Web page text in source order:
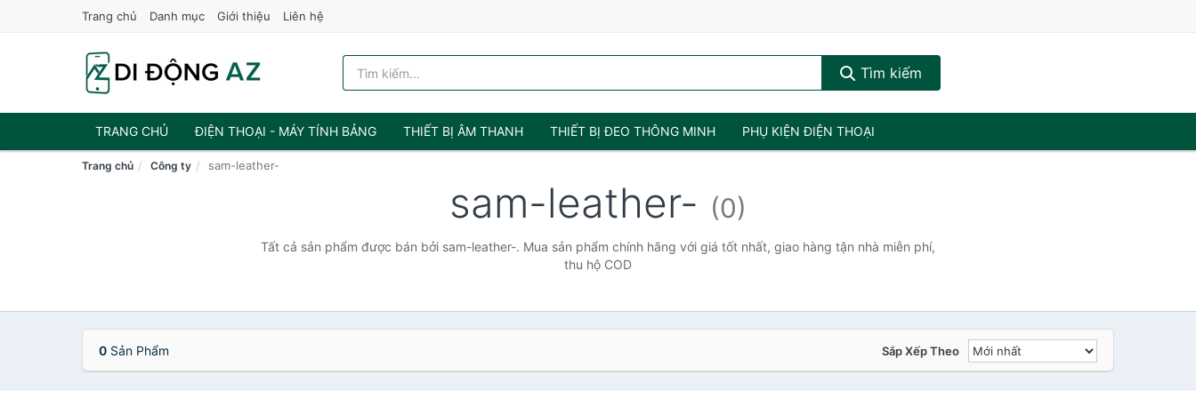
Trang chủ Danh mục Giới thiệu Liên hệ
Tìm kiếm
TRANG CHỦ ĐIỆN THOẠI - MÁY TÍNH BẢNG THIẾT BỊ ÂM THANH THIẾT BỊ ĐEO THÔNG MINH PHỤ KIỆN ĐIỆN THOẠI
Trang chủ Công ty sam-leather-
sam-leather- (0)
Tất cả sản phẩm được bán bởi sam-leather-. Mua sản phẩm chính hãng với giá tốt nhất, giao hàng tận nhà miễn phí,
thu hộ COD
0 Sản Phẩm Sắp Xếp Theo